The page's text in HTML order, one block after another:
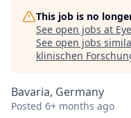
This job is no
See open jobs at
See open jobs
klinischen
Bavaria, Germany
Posted 6+ months ago